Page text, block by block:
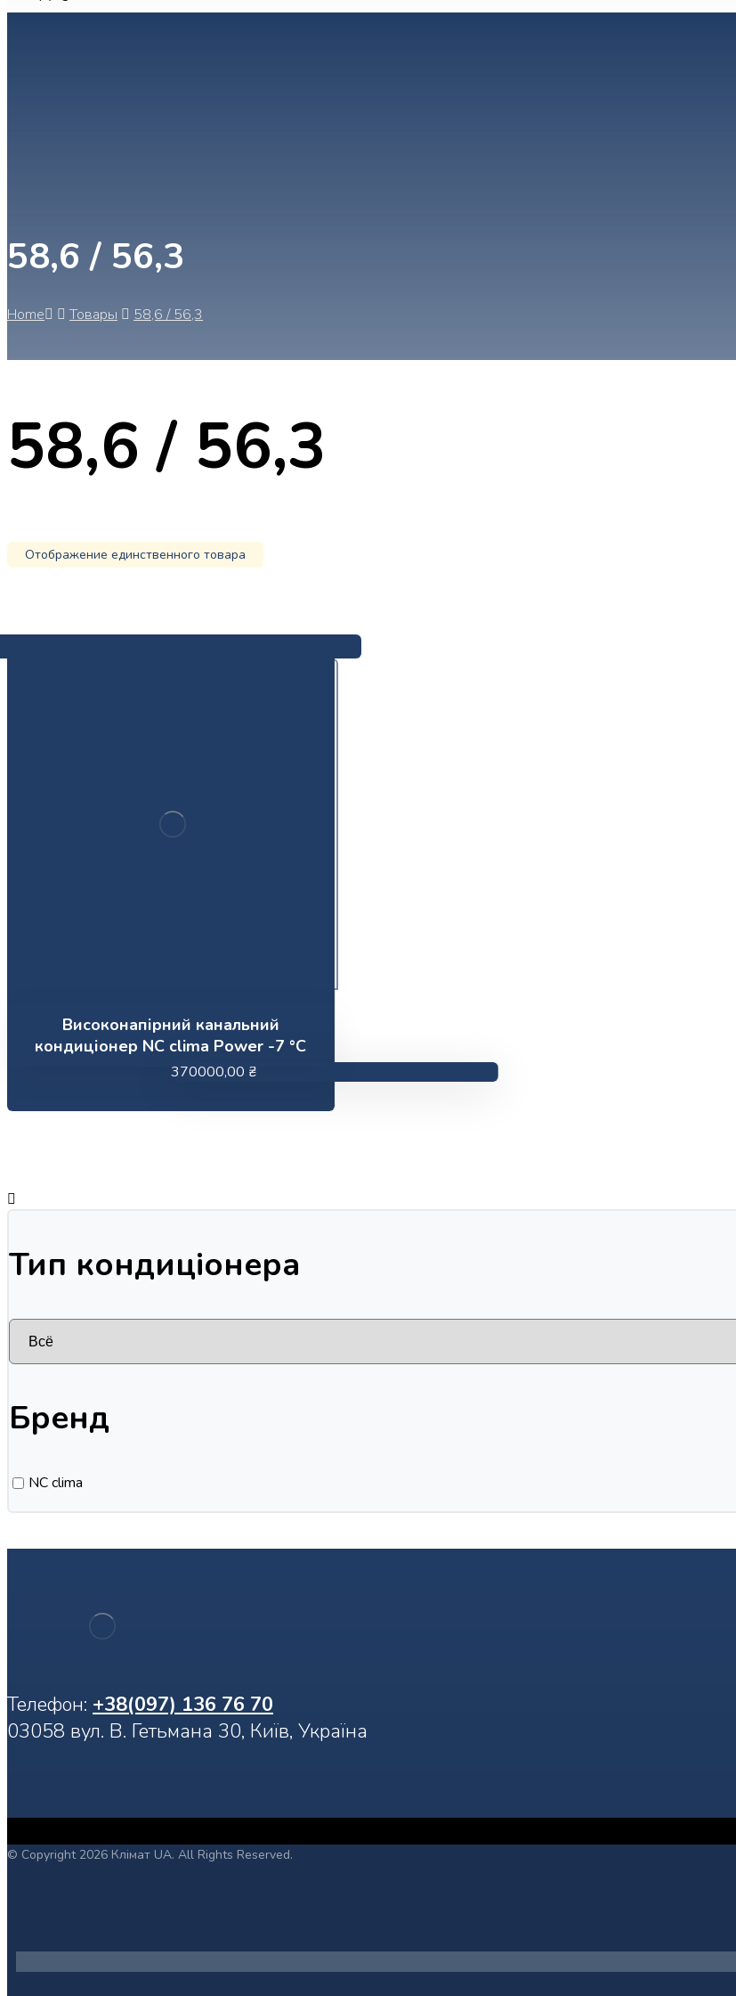
58,6 / 56,3
Home Товары 58,6 / 56,3
58,6 / 56,3
Отображение единственного товара
Високонапірний канальний
кондиціонер NC clima Power -7 °C
370000,00 ₴
Тип кондиціонера
Бренд
NC clima
Телефон: +38(097) 136 76 70
03058 вул. В. Гетьмана 30, Київ, Україна
© Copyright 2026 Клімат UA. All Rights Reserved.